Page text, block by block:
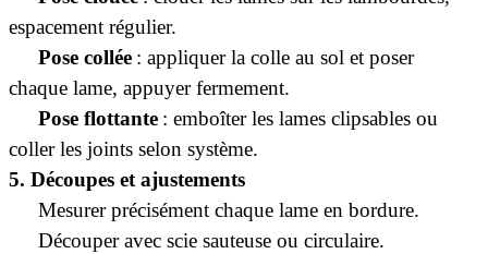
espacement régulier.
Pose collée : appliquer la colle au sol et poser
chaque lame, appuyer fermement.
Pose flottante : emboîter les lames clipsables ou
coller les joints selon système.
5. Découpes et ajustements
Mesurer précisément chaque lame en bordure.
Découper avec scie sauteuse ou circulaire.